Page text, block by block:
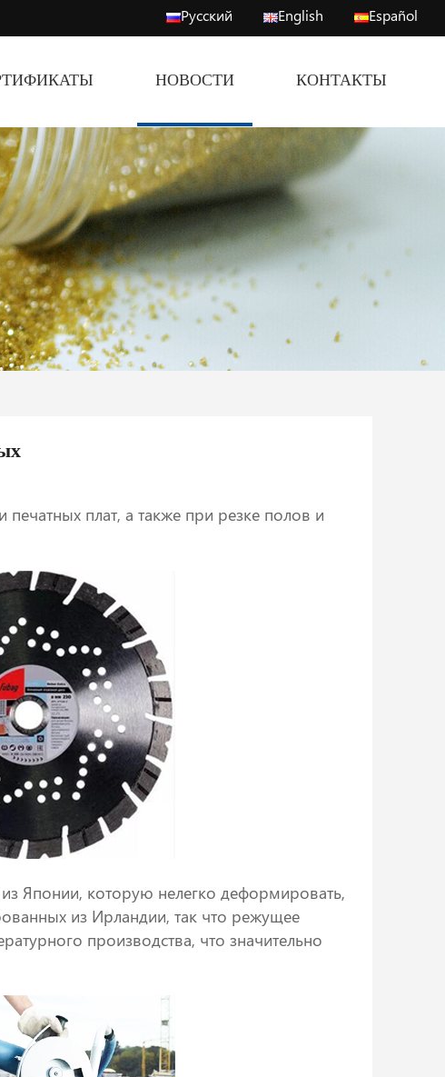
Русский English Español
НОВОСТИ КОНТАКТЫ
плат, а также при резке полов и
Японии, которую нелегко деформировать,
из Ирландии, так что режущее
производства, что значительно